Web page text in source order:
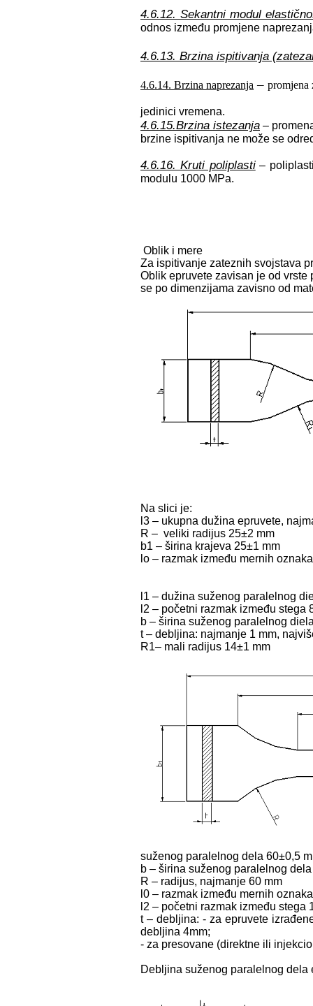
4.6.12. Sekantni modul
odnos između promjene
4.6.13. Brzina ispitivanja
4.6.14. Brzina naprezanja – promjena
jedinici vremena.
4.6.15.Brzina istezanja –
brzine ispitivanja ne može se
4.6.16. Kruti poliplasti–
modulu 1000 MPa.
Oblik i mere
Za ispitivanje zateznih svojstava
Oblik epruvete zavisan je od
se po dimenzijama zavisno od
Na slici je:
l3 – ukupna dužina epruvete,
R – veliki radijus 25±2 mm
b1 – širina krajeva 25±1 mm
lo – razmak između mernih
l1 – dužina suženog paralelnog
l2 – početni razmak između stega
b – širina suženog paralelnog
t – debljina: najmanje 1 mm,
R1– mali radijus 14±1 mm
suženog paralelnog dela 60±0,5
b – širina suženog paralelnog
R – radijus, najmanje 60 mm
l0 – razmak između mernih
l2 – početni razmak između stega
t – debljina: - za epruvete
debljina 4mm;
- za presovane (direktne ili
Debljina suženog paralelnog dela